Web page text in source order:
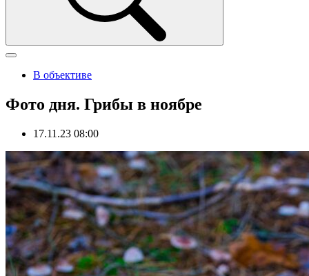
В объективе
Фото дня. Грибы в ноябре
17.11.23 08:00